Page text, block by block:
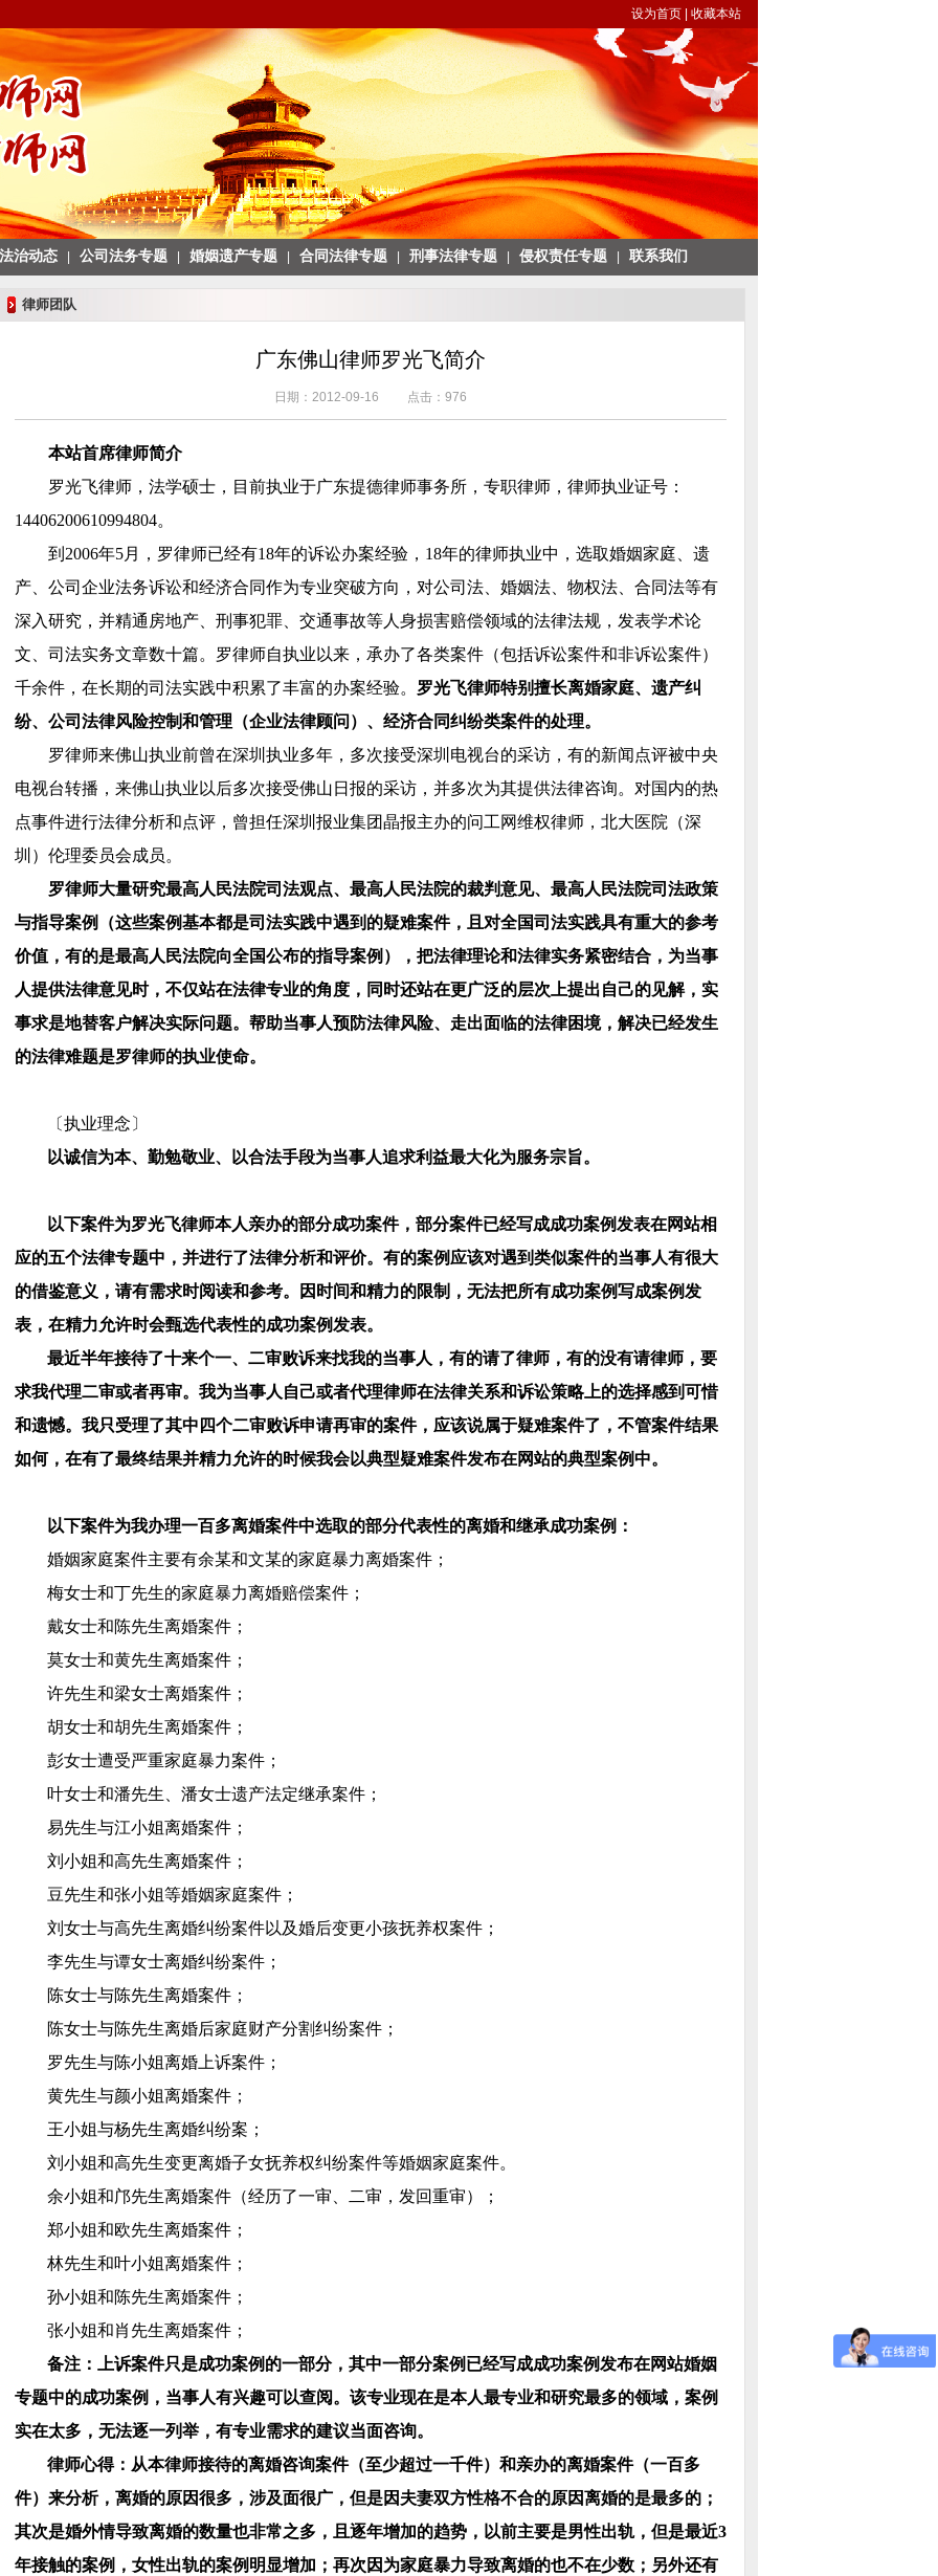
设为首页 收藏本站
法治动态 公司法务专题 婚姻遗产专题 合同法律专题 刑事法律专题 侵权责任专题 联系我们
律师团队
广东佛山律师罗光飞简介
日期：2012-09-16 点击： 976
本站首席律师简介
罗光飞律师，法学硕士，目前执业于广东提德律师事务所，专职律师，律师执业证号：
14406200610994804。
到2006年5月， 罗律师已经有18年的诉讼办案经验，18年的律师执业中，选取婚姻家庭、遗
产、公司企业法务诉讼和经济合同作为专业突破方向，对公司法、婚姻法、物权法、合同法等有
深入研究，并精通房地产、刑事犯罪、交通事故等人身损害赔偿领域的法律法规，发表学术论
文、司法实务文章数十篇。罗律师自执业以来，承办了各类案件（包括诉讼案件和非诉讼案件）
千余件，在长期的司法实践中积累了丰富的办案经验。 罗光飞律师特别擅长离婚家庭、遗产纠
纷、公司法律风险控制和管理（企业法律顾问）、经济合同纠纷类案件的处理。
罗律师来佛山执业前曾在深圳执业多年，多次接受深圳电视台的采访，有的新闻点评被中央
电视台转播，来佛山执业以后多次接受佛山日报的采访，并多次为其提供法律咨询。对国内的热
点事件进行法律分析和点评，曾担任深圳报业集团晶报主办的问工网维权律师，北大医院（深
圳）伦理委员会成员。
罗律师大量研究最高人民法院司法观点、最高人民法院的裁判意见、最高人民法院司法政策
与指导案例（这些案例基本都是司法实践中遇到的疑难案件，且对全国司法实践具有重大的参考
价值，有的是最高人民法院向全国公布的指导案例），把法律理论和法律实务紧密结合，为当事
人提供法律意见时，不仅站在法律专业的角度，同时还站在更广泛的层次上提出自己的见解，实
事求是地替客户解决实际问题。帮助当事人预防法律风险、走出面临的法律困境，解决已经发生
的法律难题是罗律师的执业使命。
〔执业理念〕
以诚信为本、勤勉敬业、以合法手段为当事人追求利益最大化为服务宗旨。
以下案件为罗光飞律师本人亲办的部分成功案件，部分案件已经写成成功案例发表在网站相
应的五个法律专题中，并进行了法律分析和评价。有的案例应该对遇到类似案件的当事人有很大
的借鉴意义，请有需求时阅读和参考。因时间和精力的限制，无法把所有成功案例写成案例发
表，在精力允许时会甄选代表性的成功案例发表。
最近半年接待了十来个一、二审败诉来找我的当事人，有的请了律师，有的没有请律师，要
求我代理二审或者再审。我为当事人自己或者代理律师在法律关系和诉讼策略上的选择感到可惜
和遗憾。我只受理了其中四个二审败诉申请再审的案件，应该说属于疑难案件了，不管案件结果
如何，在有了最终结果并精力允许的时候我会以典型疑难案件发布在网站的典型案例中。
以下案件为我办理一百多离婚案件中选取的部分代表性的离婚和继承成功案例：
婚姻家庭案件主要有余某和文某的家庭暴力离婚案件；
梅女士和丁先生的家庭暴力离婚赔偿案件；
戴女士和陈先生离婚案件；
莫女士和黄先生离婚案件；
许先生和梁女士离婚案件；
胡女士和胡先生离婚案件；
彭女士遭受严重家庭暴力案件；
叶女士和潘先生、潘女士遗产法定继承案件；
易先生与江小姐离婚案件；
刘小姐和高先生离婚案件；
豆先生和张小姐等婚姻家庭案件；
刘女士与高先生离婚纠纷案件以及婚后变更小孩抚养权案件；
李先生与谭女士离婚纠纷案件；
陈女士与陈先生离婚案件；
陈女士与陈先生离婚后家庭财产分割纠纷案件；
罗先生与陈小姐离婚上诉案件；
黄先生与颜小姐离婚案件；
王小姐与杨先生离婚纠纷案；
刘小姐和高先生变更离婚子女抚养权纠纷案件等婚姻家庭案件。
余小姐和邝先生离婚案件（经历了一审、二审，发回重审）；
郑小姐和欧先生离婚案件；
林先生和叶小姐离婚案件；
孙小姐和陈先生离婚案件；
张小姐和肖先生离婚案件；
备注：上诉案件只是成功案例的一部分，其中一部分案例已经写成成功案例发布在网站婚姻
专题中的成功案例，当事人有兴趣可以查阅。该专业现在是本人最专业和研究最多的领域，案例
实在太多，无法逐一列举，有专业需求的建议当面咨询。
律师心得：从本律师接待的离婚咨询案件（至少超过一千件）和亲办的离婚案件（一百多
件）来分析，离婚的原因很多，涉及面很广，但是因夫妻双方性格不合的原因离婚的是最多的；
其次是婚外情导致离婚的数量也非常之多，且逐年增加的趋势，以前主要是男性出轨，但是最近3
年接触的案例，女性出轨的案例明显增加；再次因为家庭暴力导致离婚的也不在少数；另外还有